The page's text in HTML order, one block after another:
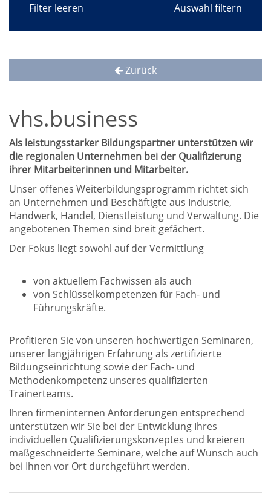
Filter leeren
Zurück
vhs.business
Als leistungsstarker Bildungspartner unterstützen wir
die regionalen Unternehmen bei der Qualifizierung
ihrer Mitarbeiterinnen und Mitarbeiter.
Unser offenes Weiterbildungsprogramm richtet sich
an Unternehmen und Beschäftigte aus Industrie,
Handwerk, Handel, Dienstleistung und Verwaltung. Die
angebotenen Themen sind breit gefächert.
Der Fokus liegt sowohl auf der Vermittlung
von aktuellem Fachwissen als auch
von Schlüsselkompetenzen für Fach- und
Führungskräfte.
Profitieren Sie von unseren hochwertigen Seminaren,
unserer langjährigen Erfahrung als zertifizierte
Bildungseinrichtung sowie der Fach- und
Methodenkompetenz unseres qualifizierten
Trainerteams.
Ihren firmeninternen Anforderungen entsprechend
unterstützen wir Sie bei der Entwicklung Ihres
individuellen Qualifizierungskonzeptes und kreieren
maßgeschneiderte Seminare, welche auf Wunsch auch
bei Ihnen vor Ort durchgeführt werden.